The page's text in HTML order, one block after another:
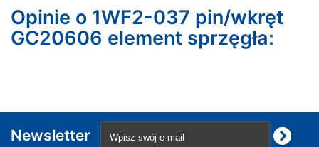
Opinie o 1WF2-037 pin/wkręt
GC20606 element sprzęgła:
Newsletter